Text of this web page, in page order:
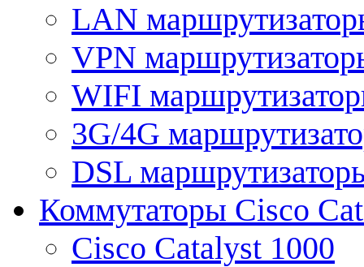
LAN
VPN
WIFI
3G/4G
DSL
Коммутаторы Cisco
Cisco Catalyst 1000